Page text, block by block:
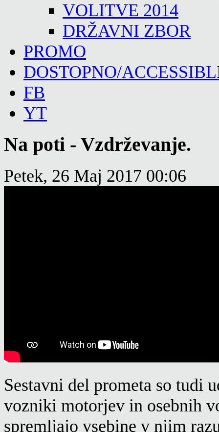
VOLITVE 2014
DRŽAVNI ZBOR
PROMO
DOSTOPNO/
FB
YT
Na poti - Vzdrževanje.
Petek, 26 Maj 2017 00:06
Sestavni del prometa so tudi
vozniki motorjev in osebnih
spremljajo vsebine v njim